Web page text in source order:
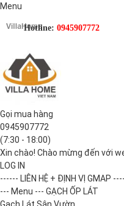
Menu
Hotline: 0945907772
Gọi mua hàng
0945907772
(7:30 - 18:00)
Xin chào! Chào mừng đến với
LOG IN
------ LIÊN HỆ + ĐỊNH VỊ GMAP
--- Menu --- GẠCH ỐP LÁT